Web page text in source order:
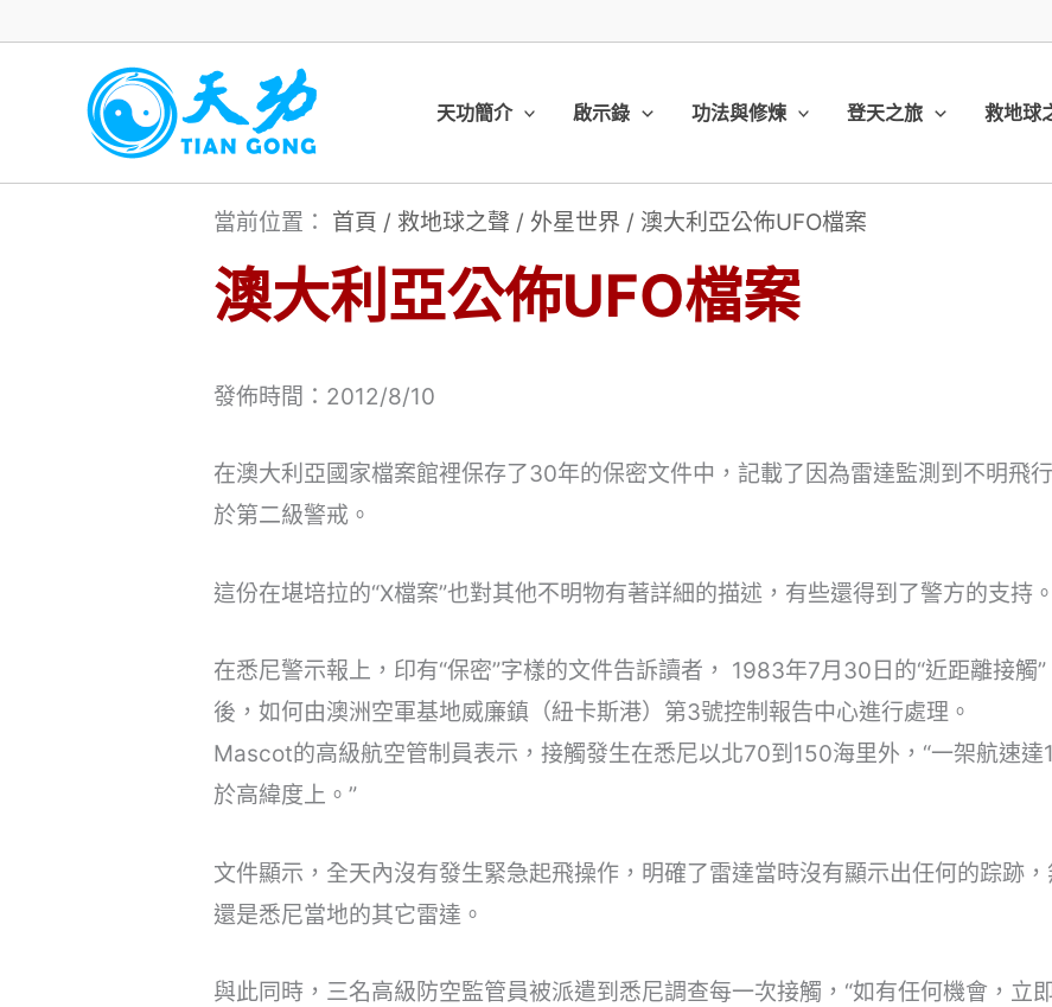
內
天功簡介 啟示錄 功法與修煉 登天之旅 救地球
當前位置： 首頁 / 救地球之聲 / 外星世界 / 澳大利亞公佈UFO檔案
澳大利亞公佈UFO檔案
發佈時間：2012/8/10
在澳大利亞國家檔案館裡保存了30年的保密文件中，記載了因為雷達監測到不明飛
於第二級警戒。
這份在堪培拉的“X檔案”也對其他不明物有著詳細的描述，有些還得到了警方的支持。
在悉尼警示報上，印有“保密”字樣的文件告訴讀者， 1983年7月30日的“近距離接觸
後，如何由澳洲空軍基地威廉鎮（紐卡斯港）第3號控制報告中心進行處理。
Mascot的高級航空管制員表示，接觸發生在悉尼以北70到150海里外，“一架航速
於高緯度上。”
文件顯示，全天內沒有發生緊急起飛操作，明確了雷達當時沒有顯示出任何的踪跡
還是悉尼當地的其它雷達。
與此同時，三名高級防空監管員被派遣到悉尼調查每一次接觸，“如有任何機會，立